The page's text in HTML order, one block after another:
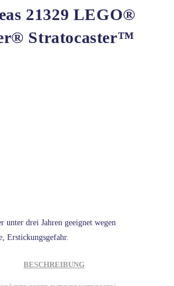
21329 LEGO®
Stratocaster™
drei Jahren geeignet wegen
Erstickungsgefahr.
BESCHREIBUNG